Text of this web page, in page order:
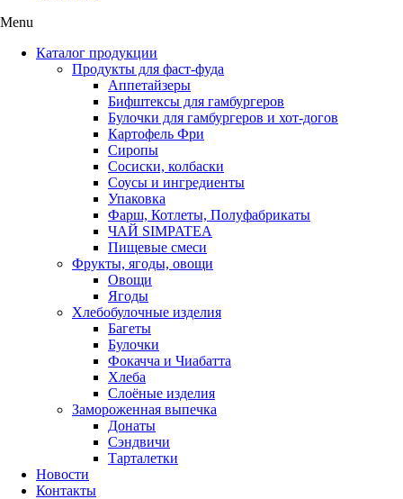
Menu
Каталог продукции
Продукты для фаст-фуда
Аппетайзеры
Бифштексы для гамбургеров
Булочки для гамбургеров и хот-догов
Картофель Фри
Сиропы
Сосиски, колбаски
Соусы и ингредиенты
Упаковка
Фарш, Котлеты, Полуфабрикаты
ЧАЙ SIMPATEA
Пищевые смеси
Фрукты, ягоды, овощи
Овощи
Ягоды
Хлебобулочные изделия
Багеты
Булочки
Фокачча и Чиабатта
Хлеба
Слоёные изделия
Замороженная выпечка
Донаты
Сэндвичи
Тарталетки
Новости
Контакты